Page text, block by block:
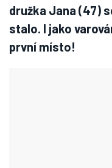
družka Jana (47)
stalo. I jako
první místo!